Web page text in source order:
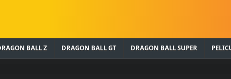
BALL Z DRAGON BALL GT DRAGON BALL SUPER